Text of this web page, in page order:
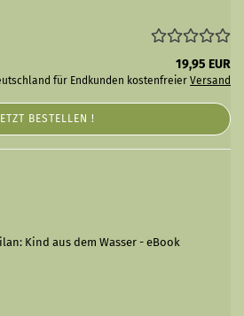
19,95 EUR
für Endkunden kostenfreier Versand
JETZT BESTELLEN !